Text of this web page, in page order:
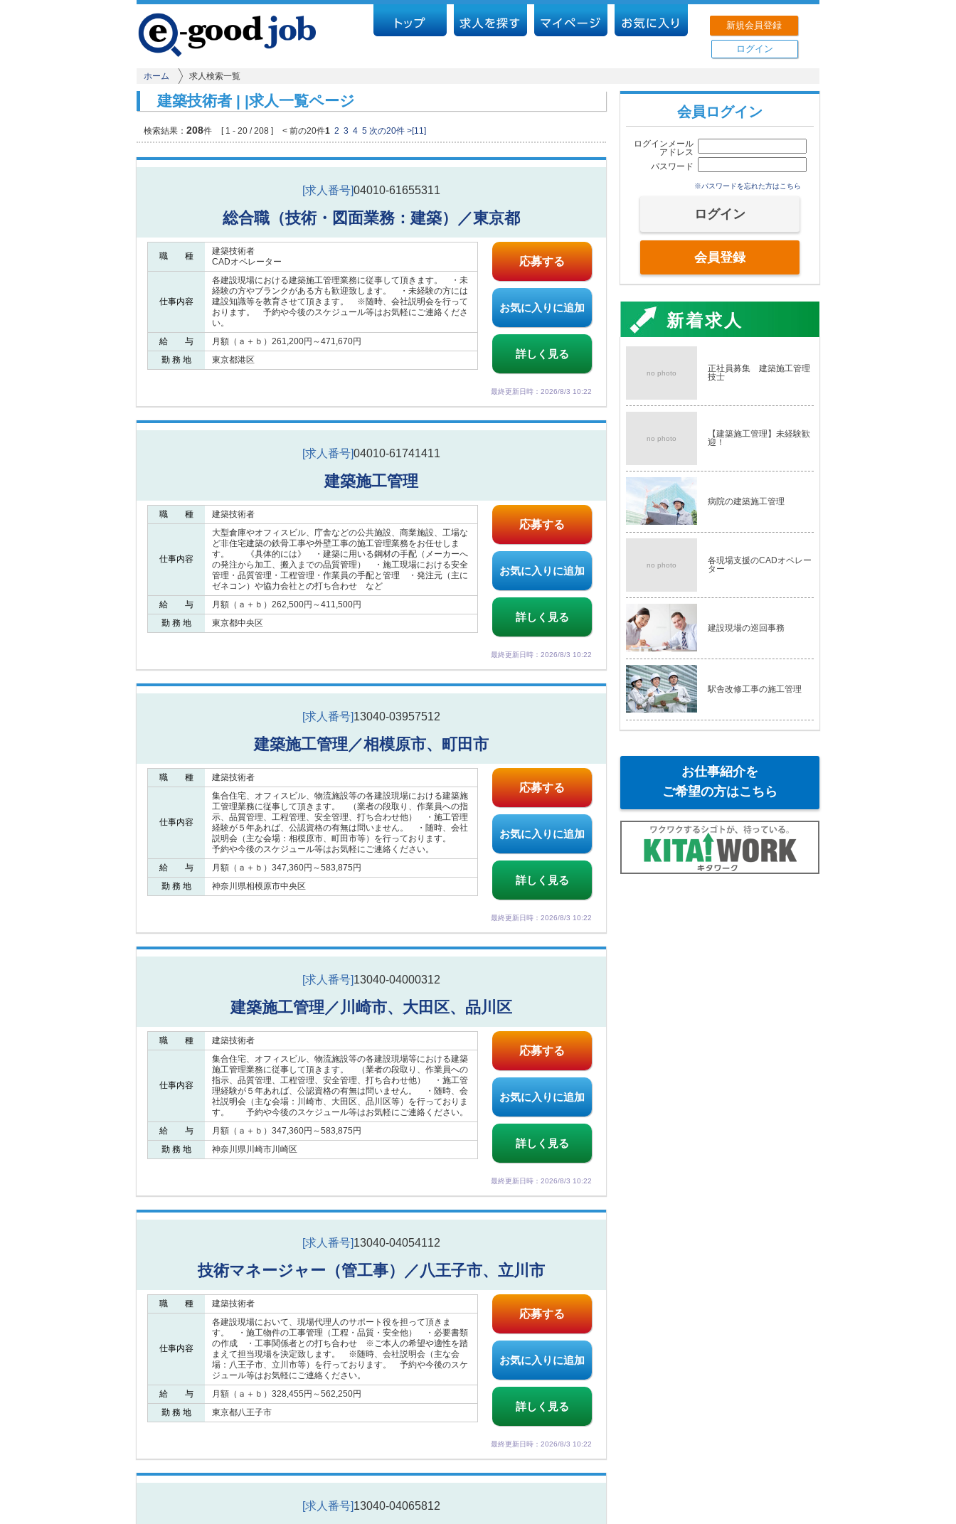
新規会員登録
ログイン
ホーム 求人検索一覧
建築技術者 | |求人一覧ページ
検索結果： 208件 [ 1 - 20 / 208 ] < 前の20件1 2 3 4 5 次の20件 >[11]
[求人番号]04010-61655311
総合職（技術・図面業務：建築）／東京都
職 種
建築技術者
CADオペレーター
仕事内容
各建設現場における建築施工管理業務に従事して頂きます。 ・未
経験の方やブランクがある方も歓迎致します。 ・未経験の方には
建設知識等を教育させて頂きます。 ※随時、会社説明会を行って
おります。 予約や今後のスケジュール等はお気軽にご連絡くださ
い。
給 与
月額（ａ＋ｂ）261,200円～471,670円
勤 務 地
東京都港区
応募する
お気に入りに追加
詳しく見る
最終更新日時：2026/8/3 10:22
[求人番号]04010-61741411
建築施工管理
職 種 建築技術者
仕事内容
大型倉庫やオフィスビル、庁舎などの公共施設、商業施設、工場な
ど非住宅建築の鉄骨工事や外壁工事の施工管理業務をお任せしま
す。 《具体的には》 ・建築に用いる鋼材の手配（メーカーへ
の発注から加工、搬入までの品質管理） ・施工現場における安全
管理・品質管理・工程管理・作業員の手配と管理 ・発注元（主に
ゼネコン）や協力会社との打ち合わせ など
給 与
月額（ａ＋ｂ）262,500円～411,500円
勤 務 地
東京都中央区
応募する
お気に入りに追加
詳しく見る
最終更新日時：2026/8/3 10:22
[求人番号]13040-03957512
建築施工管理／相模原市、町田市
職 種 建築技術者
仕事内容
集合住宅、オフィスビル、物流施設等の各建設現場における建築施
工管理業務に従事して頂きます。 （業者の段取り、作業員への指
示、品質管理、工程管理、安全管理、打ち合わせ他） ・施工管理
経験が５年あれば、公認資格の有無は問いません。 ・随時、会社
説明会（主な会場：相模原市、町田市等）を行っております。
予約や今後のスケジュール等はお気軽にご連絡ください。
給 与
月額（ａ＋ｂ）347,360円～583,875円
勤 務 地
神奈川県相模原市中央区
応募する
お気に入りに追加
詳しく見る
最終更新日時：2026/8/3 10:22
[求人番号]13040-04000312
建築施工管理／川崎市、大田区、品川区
職 種 建築技術者
仕事内容
集合住宅、オフィスビル、物流施設等の各建設現場等における建築
施工管理業務に従事して頂きます。 （業者の段取り、作業員への
指示、品質管理、工程管理、安全管理、打ち合わせ他） ・施工管
理経験が５年あれば、公認資格の有無は問いません。 ・随時、会
社説明会（主な会場：川崎市、大田区、品川区等）を行っておりま
す。 予約や今後のスケジュール等はお気軽にご連絡ください。
給 与
月額（ａ＋ｂ）347,360円～583,875円
勤 務 地
神奈川県川崎市川崎区
応募する
お気に入りに追加
詳しく見る
最終更新日時：2026/8/3 10:22
[求人番号]13040-04054112
技術マネージャー（管工事）／八王子市、立川市
職 種 建築技術者
仕事内容
各建設現場において、現場代理人のサポート役を担って頂きま
す。 ・施工物件の工事管理（工程・品質・安全他） ・必要書類
の作成 ・工事関係者との打ち合わせ ※ご本人の希望や適性を踏
まえて担当現場を決定致します。 ※随時、会社説明会（主な会
場：八王子市、立川市等）を行っております。 予約や今後のスケ
ジュール等はお気軽にご連絡ください。
給 与
月額（ａ＋ｂ）328,455円～562,250円
勤 務 地
東京都八王子市
応募する
お気に入りに追加
詳しく見る
最終更新日時：2026/8/3 10:22
[求人番号]13040-04065812
会員ログイン
ログインメール
アドレス
パスワード
※パスワードを忘れた方はこちら
会員登録
新着求人
no photo
正社員募集 建築施工管理
技士
no photo
【建築施工管理】未経験歓
迎！
病院の建築施工管理
no photo
各現場支援のCADオペレー
ター
建設現場の巡回事務
駅舎改修工事の施工管理
お仕事紹介を
ご希望の方はこちら